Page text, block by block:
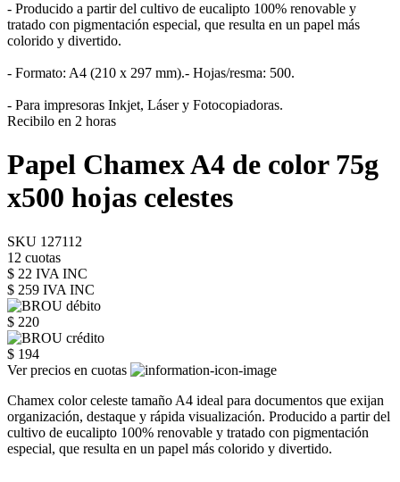
- Producido a partir del cultivo de eucalipto 100% renovable y
tratado con pigmentación especial, que resulta en un papel más
colorido y divertido.
- Formato: A4 (210 x 297 mm).- Hojas/resma: 500.
- Para impresoras Inkjet, Láser y Fotocopiadoras.
Recibilo en 2 horas
Papel Chamex A4 de color 75g
x500 hojas celestes
SKU 127112
12 cuotas
$ 22 IVA INC
$ 259 IVA INC
$ 220
$ 194
Ver precios en cuotas
Chamex color celeste tamaño A4 ideal para documentos que exijan
organización, destaque y rápida visualización. Producido a partir del
cultivo de eucalipto 100% renovable y tratado con pigmentación
especial, que resulta en un papel más colorido y divertido.